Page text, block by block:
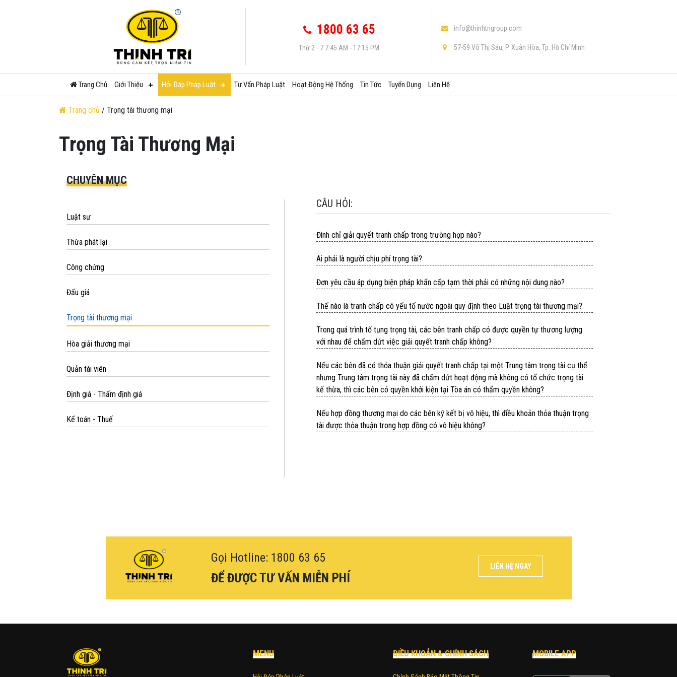
1800 63 65
Thứ 2 - 7 7:45 AM - 17:15 PM
info@thinhtrigroup.com
57-59 Võ Thị Sáu, P. Xuân Hòa, Tp. Hồ Chí Minh
Trang Chủ Giới Thiệu Hỏi Đáp Pháp Luật Tư Vấn Pháp Luật Hoạt Động Hệ Thống Tin Tức Tuyển Dụng Liên Hệ
Trang chủ / Trọng tài thương mại
Trọng Tài Thương Mại
CHUYÊN MỤC
Luật sư
Thừa phát lại
Công chứng
Đấu giá
Trọng tài thương mại
Hòa giải thương mại
Quản tài viên
Định giá - Thẩm định giá
Kế toán - Thuế
CÂU HỎI:
Đình chỉ giải quyết tranh chấp trong trường hợp nào?
Ai phải là người chịu phí trọng tài?
Đơn yêu cầu áp dụng biện pháp khẩn cấp tạm thời phải có những nội dung nào?
Thế nào là tranh chấp có yếu tố nước ngoài quy định theo Luật trọng tài thương mại?
Trong quá trình tố tụng trọng tài, các bên tranh chấp có được quyền tự thương lượng
với nhau để chấm dứt việc giải quyết tranh chấp không?
Nếu các bên đã có thỏa thuận giải quyết tranh chấp tại một Trung tâm trọng tài cụ thể
nhưng Trung tâm trọng tài này đã chấm dứt hoạt động mà không có tổ chức trọng tài
kế thừa, thì các bên có quyền khởi kiện tại Tòa án có thẩm quyền không?
Nếu hợp đồng thương mại do các bên ký kết bị vô hiệu, thì điều khoản thỏa thuận trọng
tài được thỏa thuận trong hợp đồng có vô hiệu không?
Gọi Hotline: 1800 63 65
ĐỂ ĐƯỢC TƯ VẤN MIỄN PHÍ
LIÊN HỆ NGAY
MENU ĐIỀU KHOẢN & CHÍNH SÁCH MOBILE APP